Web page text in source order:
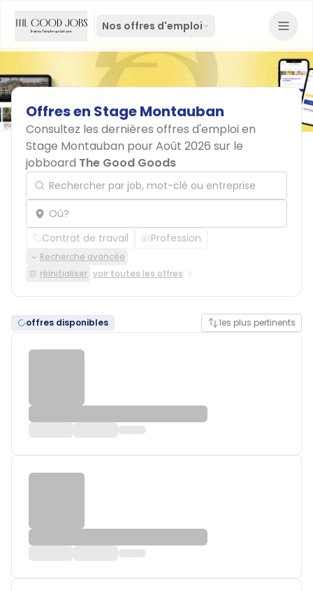
Nos offres d'emploi
Offresen StageMontauban
Consultez les dernières offres d'emploi en
Stage Montauban pour Août 2026 sur le
jobboard The Good Goods
Rechercher par job, mot-clé ou entreprise
Localisation
Contrat de travail Profession
Recherche avancée
réinitialiser voir toutes les offres
offres disponibles les plus pertinents